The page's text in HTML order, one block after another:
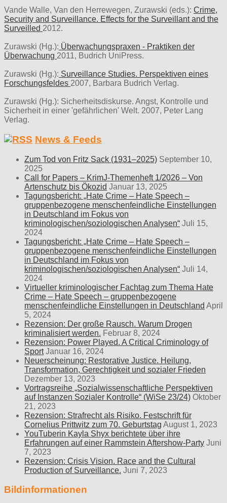
Vande Walle, Van den Herrewegen, Zurawski (eds.): Crime,
Security and Surveillance. Effects for the Surveillant and the
Surveilled 2012.
Zurawski (Hg.): Überwachungspraxen - Praktiken der
Überwachung 2011, Budrich UniPress.
Zurawski (Hg.): Surveillance Studies. Perspektiven eines
Forschungsfeldes 2007, Barbara Budrich Verlag.
Zurawski (Hg.): Sicherheitsdiskurse. Angst, Kontrolle und
Sicherheit in einer 'gefährlichen' Welt. 2007, Peter Lang
Verlag.
News & Feeds
Zum Tod von Fritz Sack (1931–2025) September 10,
2025
Call for Papers – KrimJ-Themenheft 1/2026 – Von
Artenschutz bis Ökozid Januar 13, 2025
Tagungsbericht: „Hate Crime – Hate Speech –
gruppenbezogene menschenfeindliche Einstellungen
in Deutschland im Fokus von
kriminologischen/soziologischen Analysen“ Juli 15,
2024
Tagungsbericht: „Hate Crime – Hate Speech –
gruppenbezogene menschenfeindliche Einstellungen
in Deutschland im Fokus von
kriminologischen/soziologischen Analysen“ Juli 14,
2024
Virtueller kriminologischer Fachtag zum Thema Hate
Crime – Hate Speech – gruppenbezogene
menschenfeindliche Einstellungen in Deutschland April
5, 2024
Rezension: Der große Rausch. Warum Drogen
kriminalisiert werden. Februar 8, 2024
Rezension: Power Played. A Critical Criminology of
Sport Januar 16, 2024
Neuerscheinung: Restorative Justice. Heilung,
Transformation, Gerechtigkeit und sozialer Frieden
Dezember 13, 2023
Vortragsreihe „Sozialwissenschaftliche Perspektiven
auf Instanzen Sozialer Kontrolle“ (WiSe 23/24) Oktober
21, 2023
Rezension: Strafrecht als Risiko. Festschrift für
Cornelius Prittwitz zum 70. Geburtstag August 1, 2023
YouTuberin Kayla Shyx berichtete über ihre
Erfahrungen auf einer Rammstein Aftershow-Party Juni
7, 2023
Rezension: Crisis Vision. Race and the Cultural
Production of Surveillance. Juni 7, 2023
Bildinformationen